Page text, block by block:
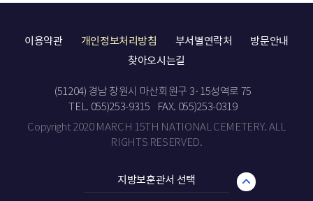
이용약관 개인정보처리방침 부서별연락처
방문안내
찾아오시는길
(51204) 경남 창원시 마산회원구 3·15성역로 75
TEL. 055)253-9315
FAX. 055)253-0319
Copyright 2020 MARCH 15TH NATIONAL CEMETERY. ALL
RIGHTS RESERVED.
지방보훈관서 선택